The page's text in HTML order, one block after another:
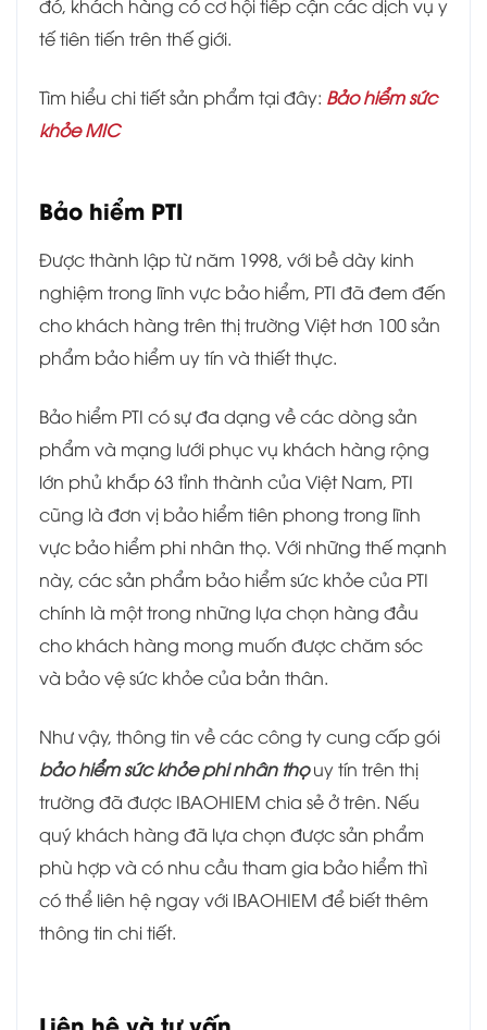
đó, khách hàng có cơ hội tiếp cận các dịch vụ y
tế tiên tiến trên thế giới.
Tìm hiểu chi tiết sản phẩm tại đây: Bảo hiểm sức
khỏe MIC
Bảo hiểm PTI
Được thành lập từ năm 1998, với bề dày kinh
nghiệm trong lĩnh vực bảo hiểm, PTI đã đem đến
cho khách hàng trên thị trường Việt hơn 100 sản
phẩm bảo hiểm uy tín và thiết thực.
Bảo hiểm PTI có sự đa dạng về các dòng sản
phẩm và mạng lưới phục vụ khách hàng rộng
lớn phủ khắp 63 tỉnh thành của Việt Nam, PTI
cũng là đơn vị bảo hiểm tiên phong trong lĩnh
vực bảo hiểm phi nhân thọ. Với những thế mạnh
này, các sản phẩm bảo hiểm sức khỏe của PTI
chính là một trong những lựa chọn hàng đầu
cho khách hàng mong muốn được chăm sóc
và bảo vệ sức khỏe của bản thân.
Như vậy, thông tin về các công ty cung cấp gói
bảo hiểm sức khỏe phi nhân thọuy tín trên thị
trường đã được IBAOHIEM chia sẻ ở trên. Nếu
quý khách hàng đã lựa chọn được sản phẩm
phù hợp và có nhu cầu tham gia bảo hiểm thì
có thể liên hệ ngay với IBAOHIEM để biết thêm
thông tin chi tiết.